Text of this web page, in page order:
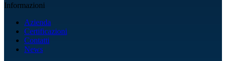
Informazioni
Azienda
Certificazioni
Contatti
News